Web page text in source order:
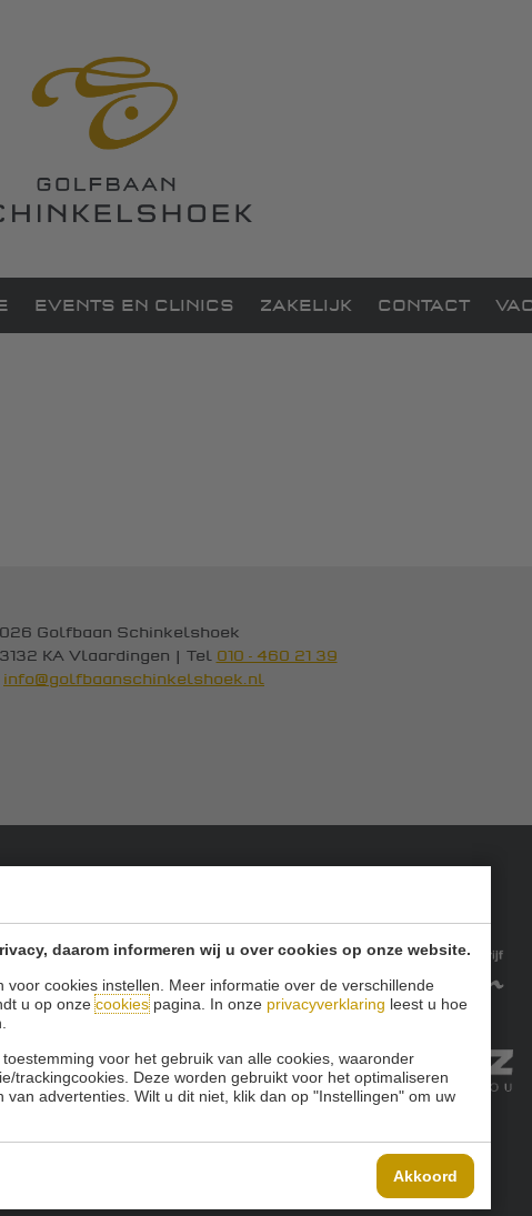
daarom informeren wij u over cookies op onze website.
cookies instellen. Meer informatie over de verschillende
u op onzecookiespagina. In onze privacyverklaring leest u hoe
voor het gebruik van alle cookies, waaronder
trackingcookies. Deze worden gebruikt voor het optimaliseren
advertenties. Wilt u dit niet, klik dan op "Instellingen" om uw
Akkoord
EVENTS EN CLINICS ZAKELIJK CONTACT
Golfbaan Schinkelshoek
KA Vlaardingen | Tel 010 - 460 21 39
info@golfbaanschinkelshoek.nl